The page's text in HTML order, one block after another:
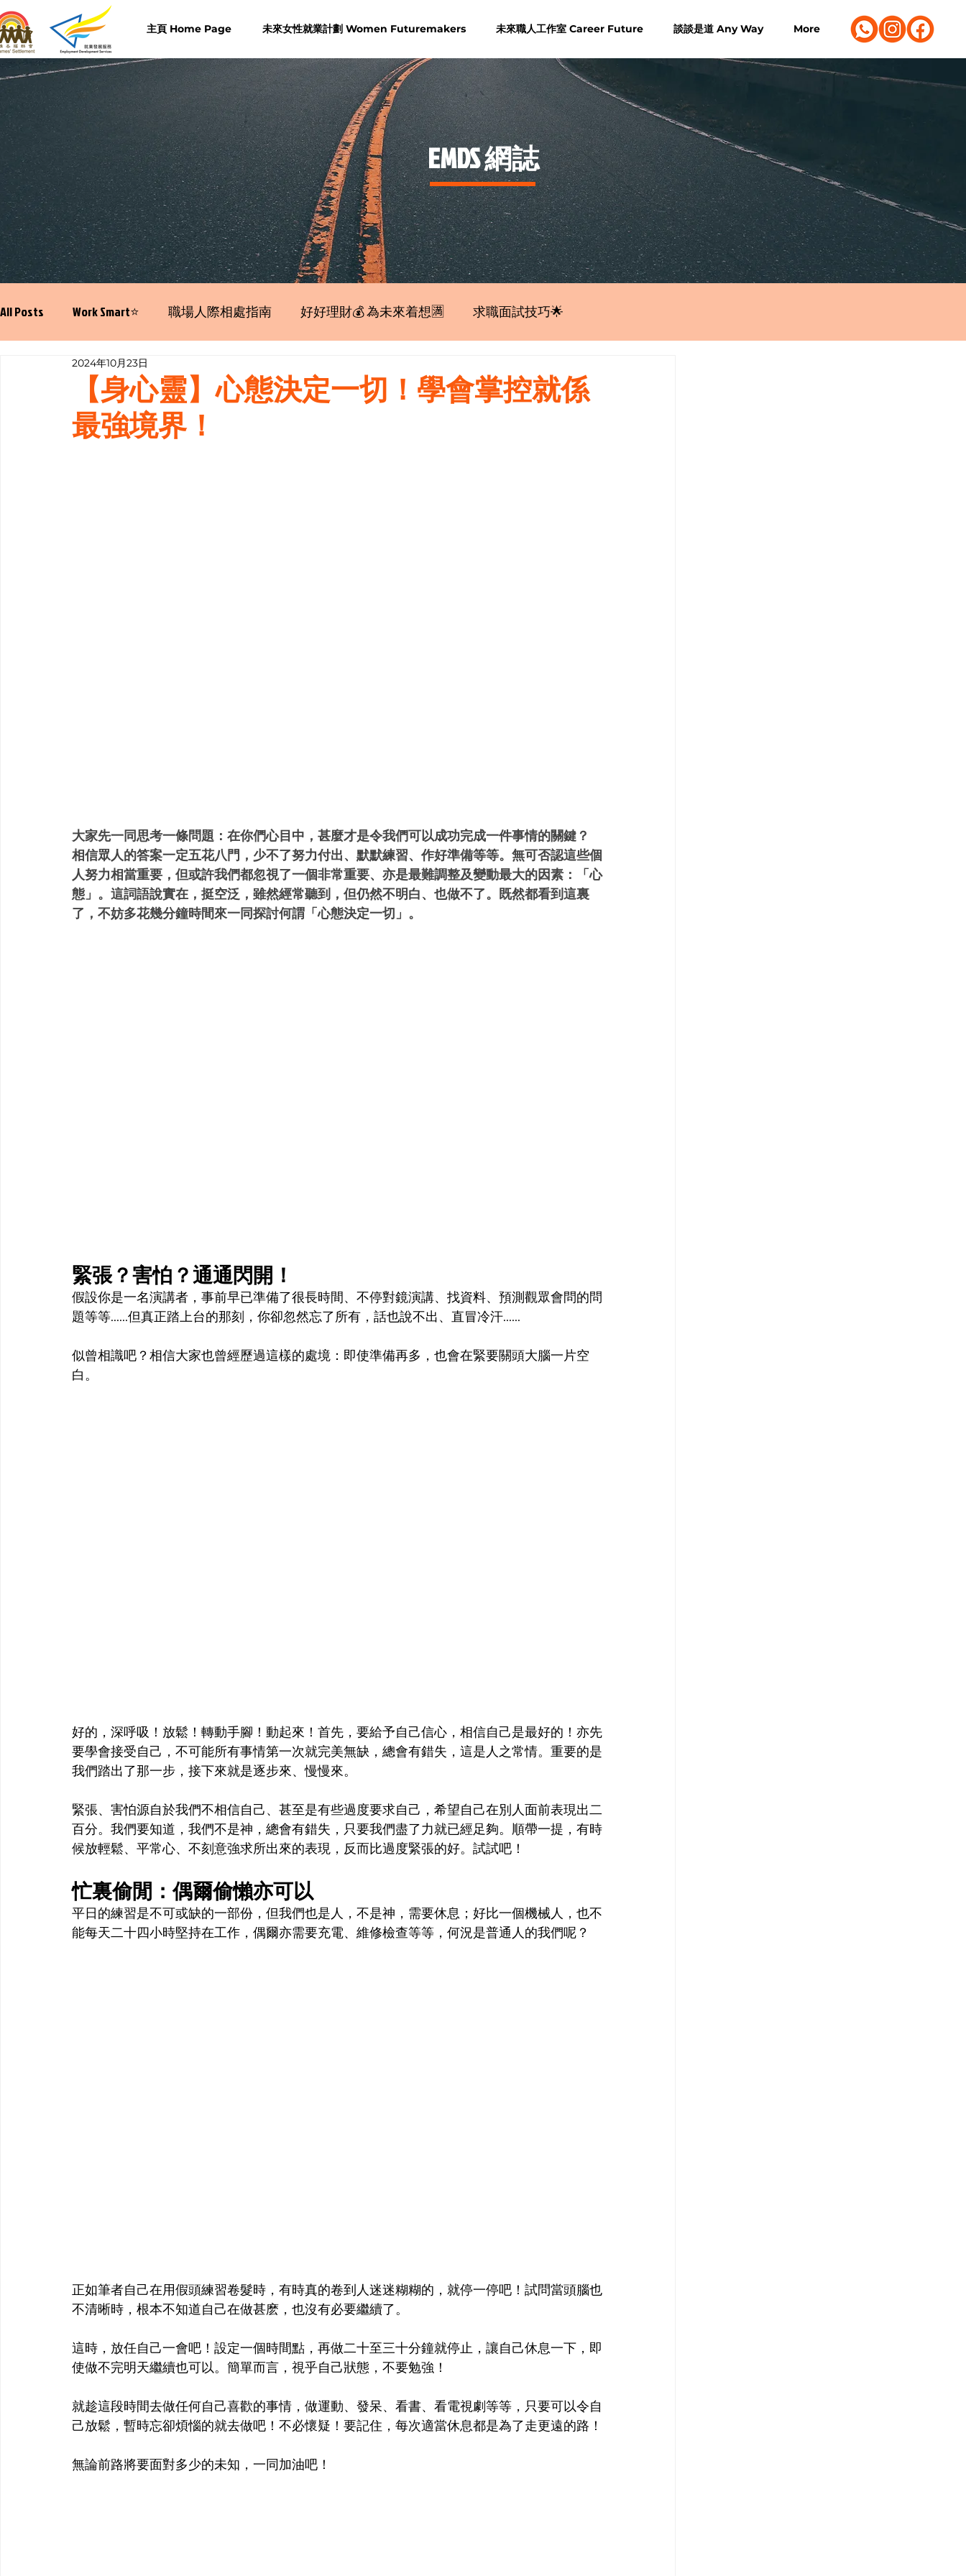
主頁 Home Page 未來女性就業計劃 Women Futuremakers 未來職人工作室 Career Future 談談是道 Any Way More
​EMDS 網誌
All Posts Work Smart⭐️ 職場人際相處指南 好好理財💰 為未來着想🈵 求職面試技巧🌟
寫履歷表嘅技巧📝【身心靈】心態決定一切！學會掌控就係
最強境界！
2024年10月23日
大家先一同思考一條問題：在你們心目中，甚麼才是令我們可以成功完成一件事情的關鍵？
相信眾人的答案一定五花八門，少不了努力付出、默默練習、作好準備等等。無可否認這些個
人努力相當重要，但或許我們都忽視了一個非常重要、亦是最難調整及變動最大的因素：「心
態」。這詞語說實在，挺空泛，雖然經常聽到，但仍然不明白、也做不了。既然都看到這裏
了，不妨多花幾分鐘時間來一同探討何謂「心態決定一切」。
緊張？害怕？通通閃開！
假設你是一名演講者，事前早已準備了很長時間、不停對鏡演講、找資料、預測觀眾會問的問
題等等......但真正踏上台的那刻，你卻忽然忘了所有，話也說不出、直冒冷汗......
似曾相識吧？相信大家也曾經歷過這樣的處境：即使準備再多，也會在緊要關頭大腦一片空
白。
好的，深呼吸！放鬆！轉動手腳！動起來！首先，要給予自己信心，相信自己是最好的！亦先
要學會接受自己，不可能所有事情第一次就完美無缺，總會有錯失，這是人之常情。重要的是
我們踏出了那一步，接下來就是逐步來、慢慢來。
緊張、害怕源自於我們不相信自己、甚至是有些過度要求自己，希望自己在別人面前表現出二
百分。我們要知道，我們不是神，總會有錯失，只要我們盡了力就已經足夠。順帶一提，有時
候放輕鬆、平常心、不刻意強求所出來的表現，反而比過度緊張的好。試試吧！
忙裏偷閒：偶爾偷懶亦可以
平日的練習是不可或缺的一部份，但我們也是人，不是神，需要休息；好比一個機械人，也不
能每天二十四小時堅持在工作，偶爾亦需要充電、維修檢查等等，何況是普通人的我們呢？
正如筆者自己在用假頭練習卷髮時，有時真的卷到人迷迷糊糊的，就停一停吧！試問當頭腦也
不清晰時，根本不知道自己在做甚麽，也沒有必要繼續了。
這時，放任自己一會吧！設定一個時間點，再做二十至三十分鐘就停止，讓自己休息一下，即
使做不完明天繼續也可以。簡單而言，視乎自己狀態，不要勉強！
就趁這段時間去做任何自己喜歡的事情，做運動、發呆、看書、看電視劇等等，只要可以令自
己放鬆，暫時忘卻煩惱的就去做吧！不必懷疑！要記住，每次適當休息都是為了走更遠的路！
無論前路將要面對多少的未知，一同加油吧！